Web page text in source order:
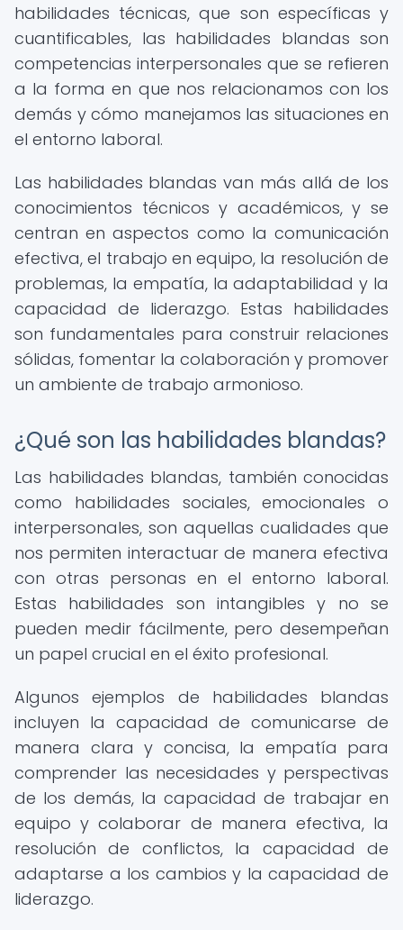
habilidades técnicas, que son específicas y
cuantificables, las habilidades blandas son
competencias interpersonales que se refieren
a la forma en que nos relacionamos con los
demás y cómo manejamos las situaciones en
el entorno laboral.
Las habilidades blandas van más allá de los
conocimientos técnicos y académicos, y se
centran en aspectos como la comunicación
efectiva, el trabajo en equipo, la resolución de
problemas, la empatía, la adaptabilidad y la
capacidad de liderazgo. Estas habilidades
son fundamentales para construir relaciones
sólidas, fomentar la colaboración y promover
un ambiente de trabajo armonioso.
¿Qué son las habilidades blandas?
Las habilidades blandas, también conocidas
como habilidades sociales, emocionales o
interpersonales, son aquellas cualidades que
nos permiten interactuar de manera efectiva
con otras personas en el entorno laboral.
Estas habilidades son intangibles y no se
pueden medir fácilmente, pero desempeñan
un papel crucial en el éxito profesional.
Algunos ejemplos de habilidades blandas
incluyen la capacidad de comunicarse de
manera clara y concisa, la empatía para
comprender las necesidades y perspectivas
de los demás, la capacidad de trabajar en
equipo y colaborar de manera efectiva, la
resolución de conflictos, la capacidad de
adaptarse a los cambios y la capacidad de
liderazgo.